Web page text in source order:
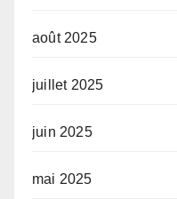
août 2025
juillet 2025
juin 2025
mai 2025